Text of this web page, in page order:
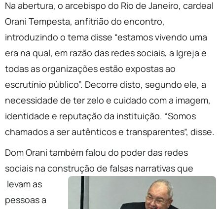
Na abertura, o arcebispo do Rio de Janeiro, cardeal
Orani Tempesta, anfitrião do encontro,
introduzindo o tema disse “estamos vivendo uma
era na qual, em razão das redes sociais, a Igreja e
todas as organizações estão expostas ao
escrutínio público”. Decorre disto, segundo ele, a
necessidade de ter zelo e cuidado com a imagem,
identidade e reputação da instituição. “Somos
chamados a ser autênticos e transparentes”, disse.
Dom Orani também falou do poder das redes
sociais na construção de falsas narrativas que
levam as
pessoas a